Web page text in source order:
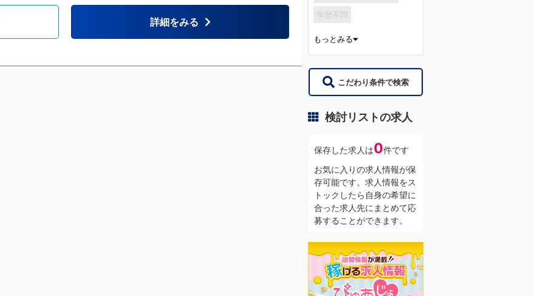
詳細をみる
学歴不問
もっとみる
こだわり条件で検索
検討リストの求人
保存した求人は0件です
お気に入りの求人情報が保
存可能です。求人情報をス
トックしたら自身の希望に
合った求人先にまとめて応
募することができます。